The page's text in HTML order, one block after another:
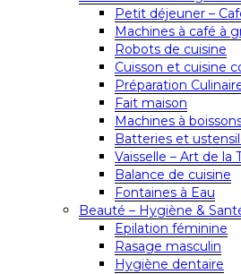
Petit déjeuner –
Machines à café à
Robots de cuisine
Cuisson et cuisine
Préparation
Fait maison
Machines à
Batteries et
Vaisselle – Art de la
Balance de cuisine
Fontaines à Eau
Beauté – Hygiène &
Epilation féminine
Rasage masculin
Hygiène dentaire